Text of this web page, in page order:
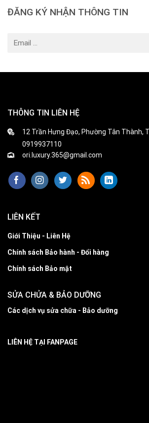
ĐĂNG KÝ NHẬN THÔNG TIN
THÔNG TIN LIÊN HỆ
12 Trần Hưng Đạo, Phường Tân Thành,
0919937110
ori.luxury.365@gmail.com
LIÊN KẾT
Giới Thiệu - Liên Hệ
Chính sách Bảo hành - Đổi hàng
Chính sách Bảo mật
SỬA CHỬA & BẢO DƯỠNG
Các dịch vụ sửa chữa - Bảo dưỡng
LIÊN HỆ TẠI FANPAGE